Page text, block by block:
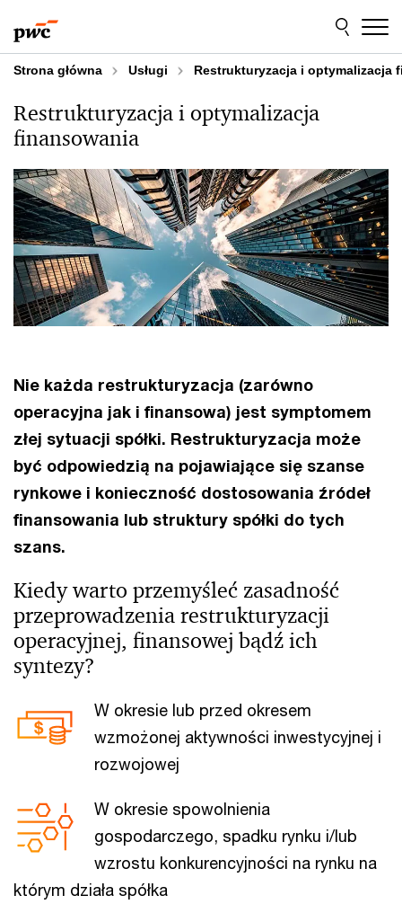
do
treści
do
stopki
Strona główna Usługi Restrukturyzacja i optymalizacja
Restrukturyzacja i optymalizacja
finansowania
Nie każda restrukturyzacja (zarówno
operacyjna jak i finansowa) jest symptomem
złej sytuacji spółki. Restrukturyzacja może
być odpowiedzią na pojawiające się szanse
rynkowe i konieczność dostosowania źródeł
finansowania lub struktury spółki do tych
szans.
Kiedy warto przemyśleć zasadność
przeprowadzenia restrukturyzacji
operacyjnej, finansowej bądź ich
syntezy?
W okresie lub przed okresem
wzmożonej aktywności inwestycyjnej i
rozwojowej
W okresie spowolnienia
gospodarczego, spadku rynku i/lub
wzrostu konkurencyjności na rynku na
którym działa spółka